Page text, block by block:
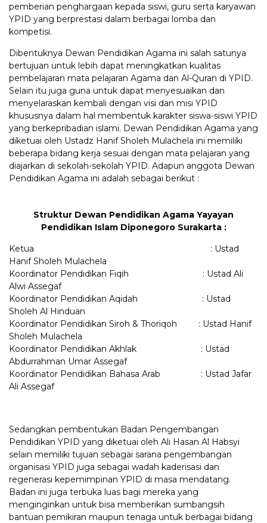
pemberian penghargaan kepada siswi, guru serta karyawan
YPID yang berprestasi dalam berbagai lomba dan
kompetisi.
Dibentuknya Dewan Pendidikan Agama ini salah satunya
bertujuan untuk lebih dapat meningkatkan kualitas
pembelajaran mata pelajaran Agama dan Al-Quran di YPID.
Selain itu juga guna untuk dapat menyesuaikan dan
menyelaraskan kembali dengan visi dan misi YPID
khususnya dalam hal membentuk karakter siswa-siswi YPID
yang berkepribadian islami. Dewan Pendidikan Agama yang
diketuai oleh Ustadz Hanif Sholeh Mulachela ini memiliki
beberapa bidang kerja sesuai dengan mata pelajaran yang
diajarkan di sekolah-sekolah YPID. Adapun anggota Dewan
Pendidikan Agama ini adalah sebagai berikut :
Struktur Dewan Pendidikan Agama Yayayan
Pendidikan Islam Diponegoro Surakarta :
Ketua : Ustad
Hanif Sholeh Mulachela
Koordinator Pendidikan Fiqih : Ustad Ali
Alwi Assegaf
Koordinator Pendidikan Aqidah : Ustad
Sholeh Al Hinduan
Koordinator Pendidikan Siroh & Thoriqoh : Ustad Hanif
Sholeh Mulachela
Koordinator Pendidikan Akhlak : Ustad
Abdurrahman Umar Assegaf
Koordinator Pendidikan Bahasa Arab : Ustad Jafar
Ali Assegaf
Sedangkan pembentukan Badan Pengembangan
Pendidikan YPID yang diketuai oleh Ali Hasan Al Habsyi
selain memiliki tujuan sebagai sarana pengembangan
organisasi YPID juga sebagai wadah kaderisasi dan
regenerasi kepemimpinan YPID di masa mendatang.
Badan ini juga terbuka luas bagi mereka yang
menginginkan untuk bisa memberikan sumbangsih
bantuan pemikiran maupun tenaga untuk berbagai bidang